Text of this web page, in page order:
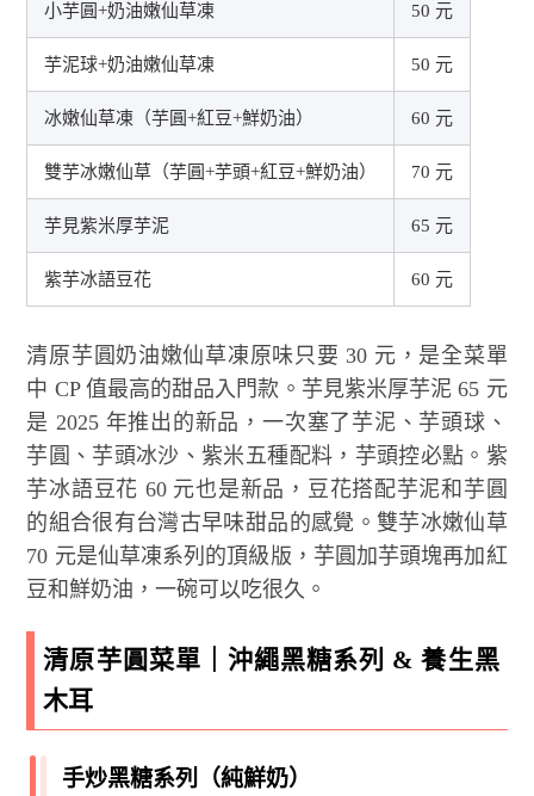
小芋圓+奶油嫩仙草凍 50 元
芋泥球+奶油嫩仙草凍 50 元
冰嫩仙草凍（芋圓+紅豆+鮮奶油） 60 元
雙芋冰嫩仙草（芋圓+芋頭+紅豆+鮮奶油） 70 元
芋見紫米厚芋泥 65 元
紫芋冰語豆花 60 元
清原芋圓奶油嫩仙草凍原味只要 30 元，是全菜單
中 CP 值最高的甜品入門款。芋見紫米厚芋泥 65 元
是 2025 年推出的新品，一次塞了芋泥、芋頭球、
芋圓、芋頭冰沙、紫米五種配料，芋頭控必點。紫
芋冰語豆花 60 元也是新品，豆花搭配芋泥和芋圓
的組合很有台灣古早味甜品的感覺。雙芋冰嫩仙草
70 元是仙草凍系列的頂級版，芋圓加芋頭塊再加紅
豆和鮮奶油，一碗可以吃很久。
清原芋圓菜單｜沖繩黑糖系列 & 養生黑
木耳
手炒黑糖系列（純鮮奶）